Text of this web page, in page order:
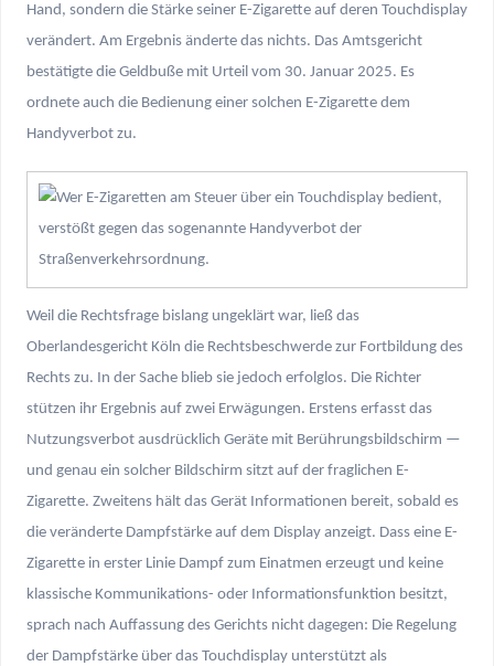
Hand, sondern die Stärke seiner E-Zigarette auf deren Touchdisplay
verändert. Am Ergebnis änderte das nichts. Das Amtsgericht
bestätigte die Geldbuße mit Urteil vom 30. Januar 2025. Es
ordnete auch die Bedienung einer solchen E-Zigarette dem
Handyverbot zu.
Weil die Rechtsfrage bislang ungeklärt war, ließ das
Oberlandesgericht Köln die Rechtsbeschwerde zur Fortbildung des
Rechts zu. In der Sache blieb sie jedoch erfolglos. Die Richter
stützen ihr Ergebnis auf zwei Erwägungen. Erstens erfasst das
Nutzungsverbot ausdrücklich Geräte mit Berührungsbildschirm —
und genau ein solcher Bildschirm sitzt auf der fraglichen E-
Zigarette. Zweitens hält das Gerät Informationen bereit, sobald es
die veränderte Dampfstärke auf dem Display anzeigt. Dass eine E-
Zigarette in erster Linie Dampf zum Einatmen erzeugt und keine
klassische Kommunikations- oder Informationsfunktion besitzt,
sprach nach Auffassung des Gerichts nicht dagegen: Die Regelung
der Dampfstärke über das Touchdisplay unterstützt als